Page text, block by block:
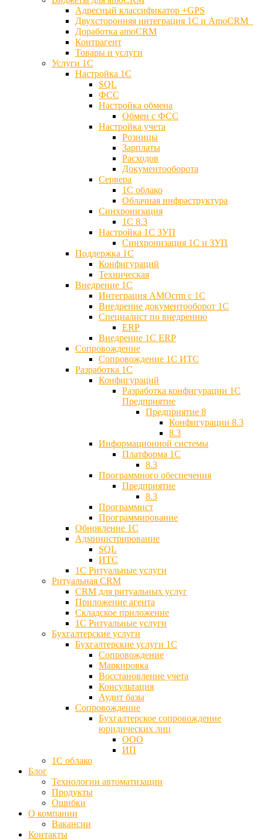
Адресный классификатор +GPS
Двухсторонняя интеграция 1С и AmoCRM
Доработка amoCRM
Контрагент
Товары и услуги
Услуги 1С
Настройка 1С
SQL
ФСС
Настройка обмена
Обмен с ФСС
Настройка учета
Розницы
Зарплаты
Расходов
Документооборота
Сервера
1С облако
Облачная инфраструктура
Синхронизация
1С 8.3
Настройка 1С ЗУП
Синхронизация 1С и ЗУП
Поддержка 1С
Конфигураций
Техническая
Внедрение 1С
Интеграция AMOcrm с 1C
Внедрение документооборот 1С
Специалист по внедрению
ERP
Внедрение 1С ERP
Cопровождение
Cопровождение 1С ИТС
Разработка 1C
Конфигураций
Разработка конфигурации 1С
Предприятие
Предприятие 8
Конфигурации 8.3
8.3
Информационной системы
Платформа 1С
8.3
Программного обеспечения
Предприятие
8.3
Программист
Программирование
Обновление 1С
Администрирование
SQL
ИТС
1С Ритуальные услуги
Ритуальная CRM
CRM для ритуальных услуг
Приложение агента
Складское приложение
1С Ритуальные услуги
Бухгалтерские услуги
Бухгалтерские услуги 1С
Сопровождение
Маркировка
Восстановление учета
Консультация
Аудит базы
Cопровождение
Бухгалтерское сопровождение
юридических лиц
ООО
ИП
1С облако
Блог
Технологии автоматизации
Продукты
Ошибки
О компании
Вакансии
Контакты